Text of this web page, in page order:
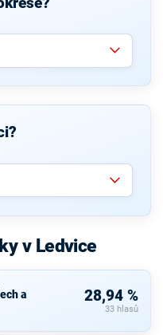
v Ledvice
a
28,94 %
33 hlasů